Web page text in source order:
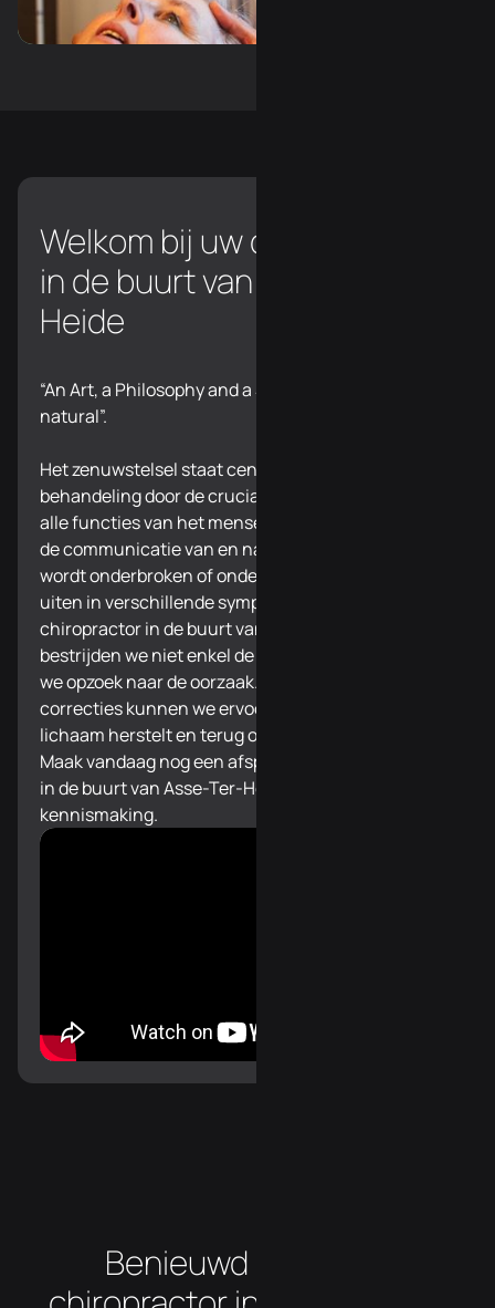
Welkom bij uw chiropractor
in de buurt van Asse-Ter-
Heide
“An Art, a Philosophy and a Science of all things
natural”.
Het zenuwstelsel staat centraal in onze
behandeling door de cruciale rol dat het speelt in
alle functies van het menselijk lichaam. Wanneer
de communicatie van en naar het zenuwstelsel
wordt onderbroken of onder druk staat, kan dit zich
uiten in verschillende symptomen. Bij uw
chiropractor in de buurt van Asse-Ter-Heide
bestrijden we niet enkel de symptomen, maar gaan
we opzoek naar de oorzaak. Via specifieke
correcties kunnen we ervoor zorgen dat het
lichaam herstelt en terug optimaal functioneert.
Maak vandaag nog een afspraak bij uw chiropractor
in de buurt van Asse-Ter-Heide voor een eerste
kennismaking.
Benieuwd hoe onze